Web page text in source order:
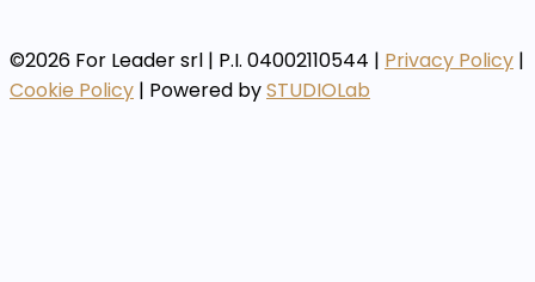
©2026 For Leader srl | P.I. 04002110544 | Privacy Policy |
Cookie Policy | Powered bySTUDIOLab